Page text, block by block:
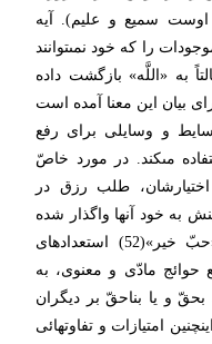
سمیع و علیم). آیه
را كه خود نمى‏توانند
به «اللَّه» بازگشت داده
بیان این معنا آمده است
و وسایلى براى رفع
مى‏كند. در مورد خاصّ
طلب رزق در
به خود آنها واگذار شده
است. نیازمندیهاى طبیعى انسان و «حبّ خیر»(52) استعدادهاى
حوائج مادّى و معنوى، به
و یا بناحقّ بر دیگران
امتیازات و تفاوتهائى